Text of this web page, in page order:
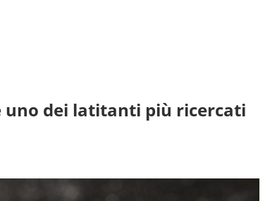
uno dei latitanti più ricercati